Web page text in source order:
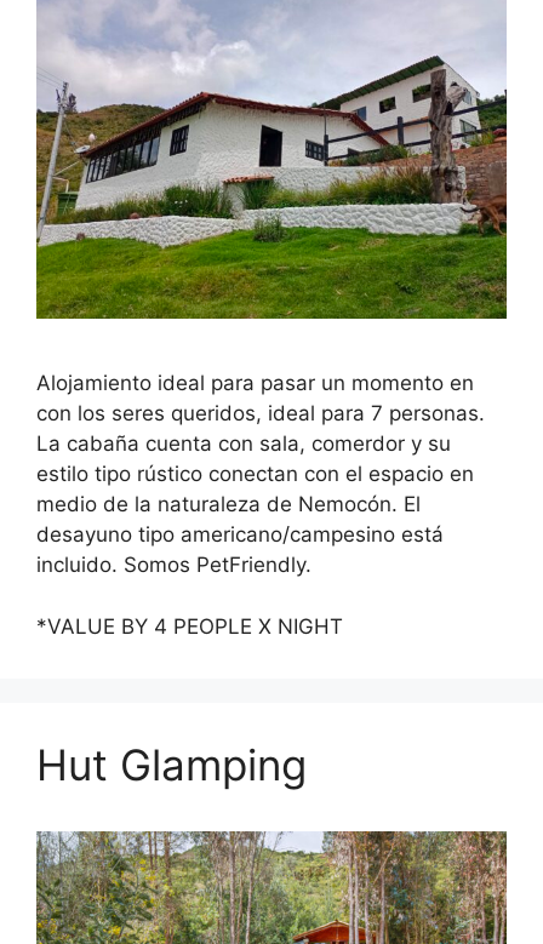
Alojamiento ideal para pasar un momento en
con los seres queridos, ideal para 7 personas.
La cabaña cuenta con sala, comerdor y su
estilo tipo rústico conectan con el espacio en
medio de la naturaleza de Nemocón. El
desayuno tipo americano/campesino está
incluido. Somos PetFriendly.
*VALUE BY 4 PEOPLE X NIGHT
Hut Glamping